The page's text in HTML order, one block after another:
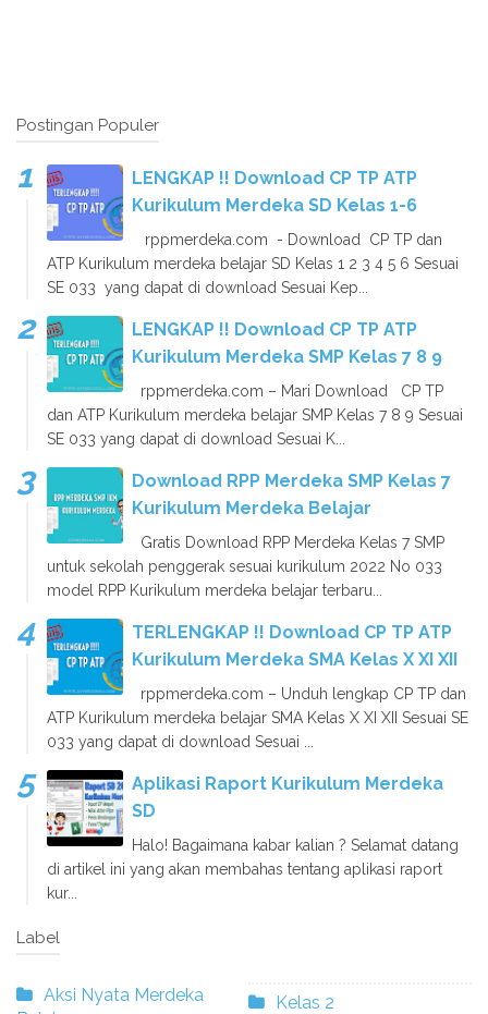
Postingan Populer
LENGKAP !! Download CP TP ATP
Kurikulum Merdeka SD Kelas 1-6
rppmerdeka.com - Download CP TP dan
ATP Kurikulum merdeka belajar SD Kelas 1 2 3 4 5 6 Sesuai
SE 033 yang dapat di download Sesuai Kep...
LENGKAP !! Download CP TP ATP
Kurikulum Merdeka SMP Kelas 7 8 9
rppmerdeka.com – Mari Download CP TP
dan ATP Kurikulum merdeka belajar SMP Kelas 7 8 9 Sesuai
SE 033 yang dapat di download Sesuai K...
Download RPP Merdeka SMP Kelas 7
Kurikulum Merdeka Belajar
Gratis Download RPP Merdeka Kelas 7 SMP
untuk sekolah penggerak sesuai kurikulum 2022 No 033
model RPP Kurikulum merdeka belajar terbaru...
TERLENGKAP !! Download CP TP ATP
Kurikulum Merdeka SMA Kelas X XI XII
rppmerdeka.com – Unduh lengkap CP TP dan
ATP Kurikulum merdeka belajar SMA Kelas X XI XII Sesuai SE
033 yang dapat di download Sesuai ...
Aplikasi Raport Kurikulum Merdeka
SD
Halo! Bagaimana kabar kalian ? Selamat datang
di artikel ini yang akan membahas tentang aplikasi raport
kur...
Label
Aksi Nyata Merdeka
Kelas 2